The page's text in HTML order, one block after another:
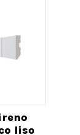
liso